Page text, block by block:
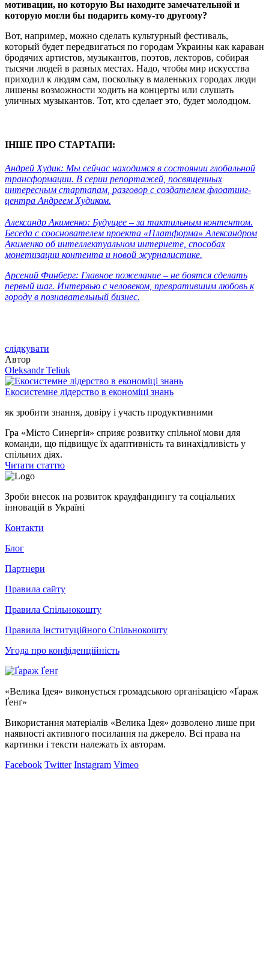
мотивации, но которую Вы находите замечательной и
которую могли бы подарить кому-то другому?
Вот, например, можно сделать культурный фестиваль,
который будет передвигаться по городам Украины как караван
бродячих артистов, музыкантов, поэтов, лекторов, собирая
тысячи людей в разных местах. Надо, чтобы мир искусства
приходил к людям сам, поскольку в маленьких городах люди
лишены возможности ходить на концерты или слушать
уличных музыкантов. Тот, кто сделает это, будет молодцом.
ІНШЕ ПРО СТАРТАПИ:
Андрей Худик: Мы сейчас находимся в состоянии глобальной
трансформации. В серии репортажей, посвященных
интересным стартапам, разговор с создателем флоатинг-
центра Андреем Худиком.
Александр Акименко: Будущее – за тактильным контентом.
Беседа с сооснователем проекта «Платформа» Александром
Акименко об интеллектуальном интернете, способах
монетизации контента и новой журналистике.
Арсений Финберг: Главное пожелание – не боятся сделать
первый шаг. Интервью с человеком, превратившим любовь к
городу в познавательный бизнес.
слідкувати
Автор
Oleksandr Teliuk
Екосистемне лідерство в економіці знань
як зробити знання, довіру і участь продуктивними
Гра «Місто Синергія» сприяє розвитку спільної мови для
команди, що підвищує їх адаптивність та винахідливість у
спільних діях.
Читати статтю
Зроби внесок на розвиток краудфандингу та соціальних
інновацій в Україні
Контакти
Блог
Партнери
Правила сайту
Правила Спільнокошту
Правила Інституційного Спільнокошту
Угода про конфіденційність
«Велика Ідея» виконується громадською організацією «Ґараж
Ґенґ»
Використання матеріалів «Велика Ідея» дозволено лише при
наявності активного посилання на джерело. Всі права на
картинки і тексти належать їх авторам.
Facebook Twitter Instagram Vimeo